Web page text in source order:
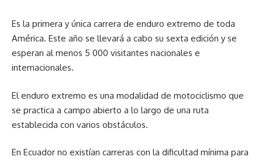
Es la primera y única carrera de enduro extremo de toda
América. Este año se llevará a cabo su sexta edición y se
esperan al menos 5 000 visitantes nacionales e
internacionales.
El enduro extremo es una modalidad de motociclismo que
se practica a campo abierto a lo largo de una ruta
establecida con varios obstáculos.
En Ecuador no existían carreras con la dificultad mínima para